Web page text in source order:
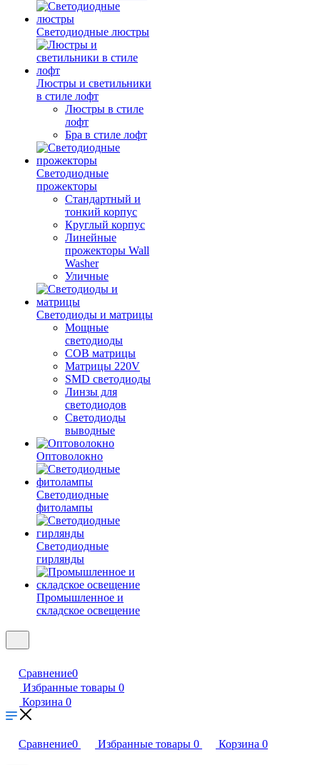
Светодиодные люстры
Люстры и светильники
в стиле лофт
Люстры в стиле
лофт
Бра в стиле лофт
Светодиодные
прожекторы
Стандартный и
тонкий корпус
Круглый корпус
Линейные
прожекторы Wall
Washer
Уличные
Светодиоды и матрицы
Мощные
светодиоды
COB матрицы
Матрицы 220V
SMD светодиоды
Линзы для
светодиодов
Светодиоды
выводные
Оптоволокно
Светодиодные
фитолампы
Светодиодные
гирлянды
Промышленное и
складское освещение
Сравнение0
Избранные товары 0
Корзина 0
Сравнение0 Избранные товары 0 Корзина 0